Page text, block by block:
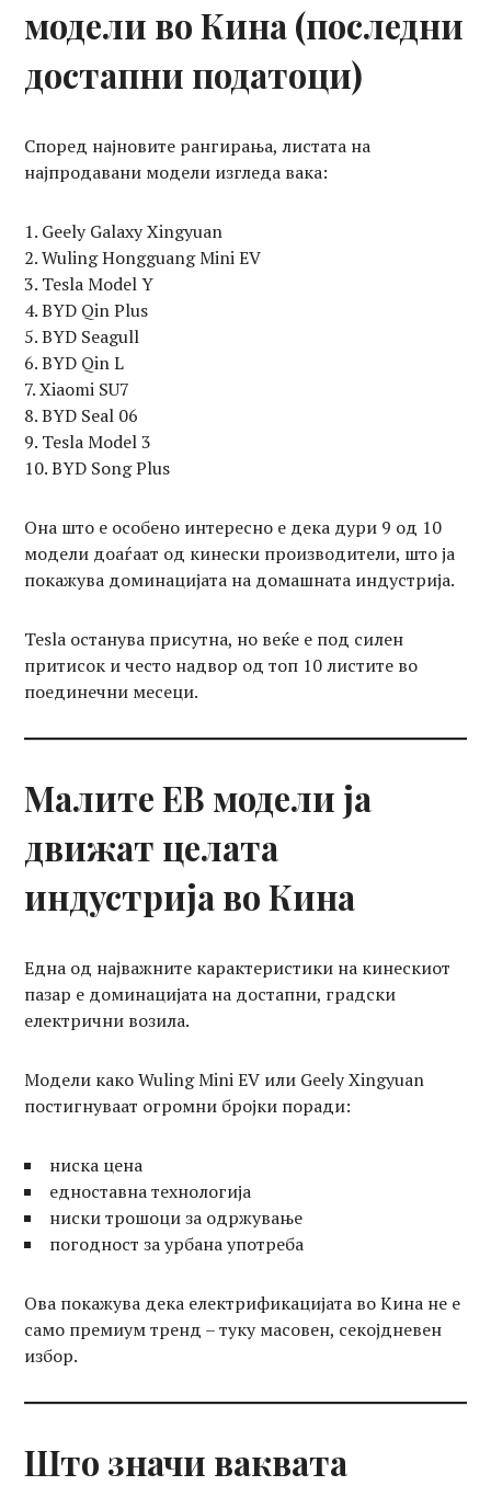
модели во Кина (последни
достапни податоци)
Според најновите рангирања, листата на
најпродавани модели изгледа вака:
Geely Galaxy Xingyuan
Wuling Hongguang Mini EV
Tesla Model Y
BYD Qin Plus
BYD Seagull
BYD Qin L
Xiaomi SU7
BYD Seal 06
Tesla Model 3
BYD Song Plus
Она што е особено интересно е дека дури 9 од 10
модели доаѓаат од кинески производители, што ја
покажува доминацијата на домашната индустрија.
Tesla останува присутна, но веќе е под силен
притисок и често надвор од топ 10 листите во
поединечни месеци.
Малите ЕВ модели ја
движат целата
индустрија во Кина
Една од најважните карактеристики на кинескиот
пазар е доминацијата на достапни, градски
електрични возила.
Модели како Wuling Mini EV или Geely Xingyuan
постигнуваат огромни бројки поради:
ниска цена
едноставна технологија
ниски трошоци за одржување
погодност за урбана употреба
Ова покажува дека електрификацијата во Кина не е
само премиум тренд – туку масовен, секојдневен
избор.
Што значи ваквата